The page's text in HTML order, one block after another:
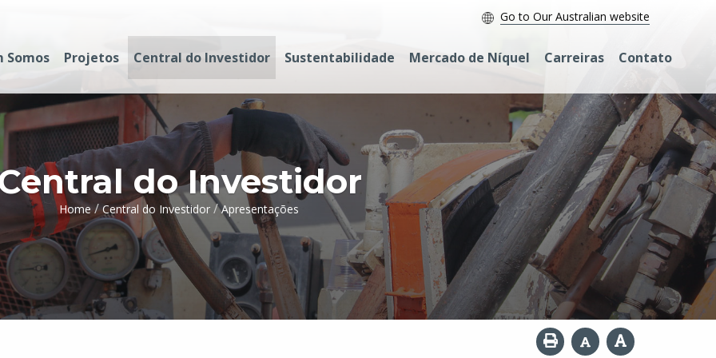
Somos Projetos Central do Investidor Sustentabilidade Mercado de Níquel Carreiras Contato
Go to Our Australian website
do Investidor
Home / Central do Investidor / Apresentações